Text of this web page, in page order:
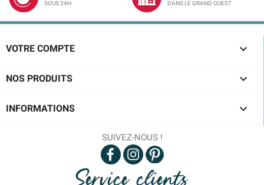
SOUS 24H
DANS LE GRAND OUEST
VOTRE COMPTE 
NOS PRODUITS 
INFORMATIONS 
SUIVEZ-NOUS !